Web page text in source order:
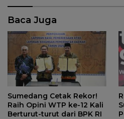
Baca Juga
Sumedang Cetak Rekor!
Raih Opini WTP ke-12 Kali
Berturut-turut dari BPK RI